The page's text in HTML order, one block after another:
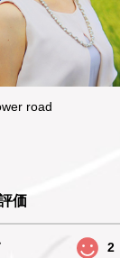
road
価
2